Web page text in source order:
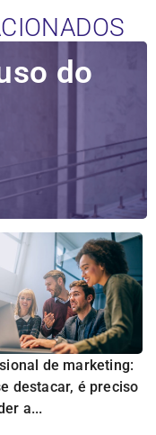
do
de marketing:
destacar, é preciso
a...